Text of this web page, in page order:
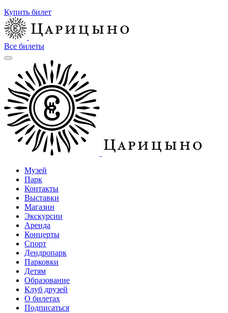
Купить билет
Все билеты
Музей
Парк
Контакты
Выставки
Магазин
Экскурсии
Аренда
Концерты
Спорт
Дендропарк
Парковки
Детям
Образование
Клуб друзей
О билетах
Подписаться